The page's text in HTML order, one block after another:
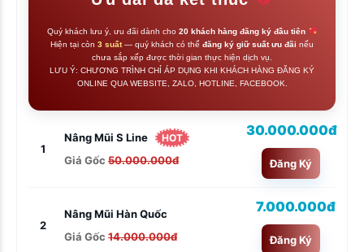
Quý khách lưu ý, ưu đãi dành cho 20 khách hàng đăng ký đầu tiên
Hiện tại còn 3 suất— quý khách có thể đăng ký giữ suất ưu đãi nếu
chưa sắp xếp được thời gian thực hiện dịch vụ.
LƯU Ý: CHƯƠNG TRÌNH CHỈ ÁP DỤNG KHI KHÁCH HÀNG ĐĂNG KÝ
ONLINE QUA WEBSITE, ZALO, HOTLINE, FACEBOOK.
1
Nâng Mũi S Line HOT
Giá Gốc 50.000.000đ
30.000.000đ
Đăng Ký
2
Nâng Mũi Hàn Quốc
Giá Gốc 14.000.000đ
7.000.000đ
Đăng Ký